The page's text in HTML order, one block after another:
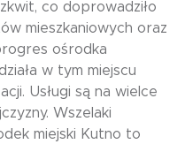
co doprowadziło
mieszkaniowych oraz
ośrodka
w tym miejscu
Usługi są na wielce
Wszelaki
miejski Kutno to